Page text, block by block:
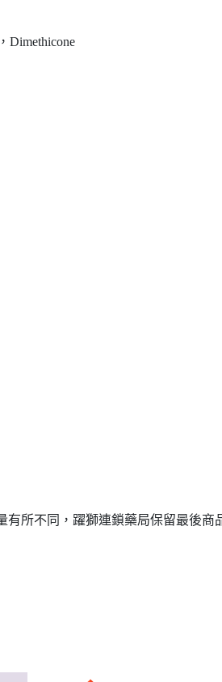
Dimethicone
所不同，躍獅連鎖藥局保留最後商